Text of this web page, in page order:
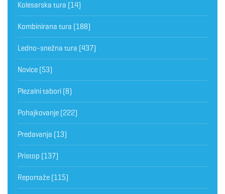
Kolesarska tura (14)
Kombinirana tura (188)
Ledno-snežna tura (437)
Novice (53)
Plezalni tabori (8)
Pohajkovanje (222)
Predavanja (13)
Pristop (137)
Reportaže (115)